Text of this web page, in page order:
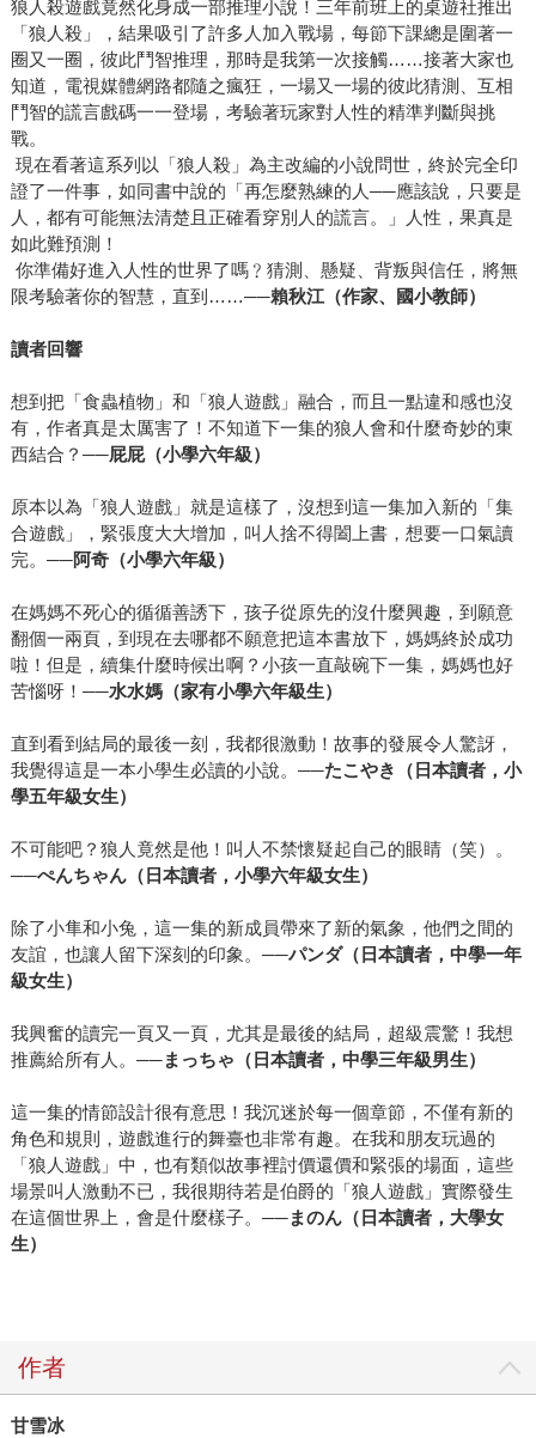
狼人殺遊戲竟然化身成一部推理小說！三年前班上的桌遊社推出
「狼人殺」，結果吸引了許多人加入戰場，每節下課總是圍著一
圈又一圈，彼此鬥智推理，那時是我第一次接觸……接著大家也
知道，電視媒體網路都隨之瘋狂，一場又一場的彼此猜測、互相
鬥智的謊言戲碼一一登場，考驗著玩家對人性的精準判斷與挑
戰。
現在看著這系列以「狼人殺」為主改編的小說問世，終於完全印
證了一件事，如同書中說的「再怎麼熟練的人──應該說，只要是
人，都有可能無法清楚且正確看穿別人的謊言。」人性，果真是
如此難預測！
你準備好進入人性的世界了嗎﹖猜測、懸疑、背叛與信任，將無
限考驗著你的智慧，直到……──賴秋江（作家、國小教師）
讀者回響
想到把「食蟲植物」和「狼人遊戲」融合，而且一點違和感也沒
有，作者真是太厲害了！不知道下一集的狼人會和什麼奇妙的東
西結合？──屁屁（小學六年級）
原本以為「狼人遊戲」就是這樣了，沒想到這一集加入新的「集
合遊戲」，緊張度大大增加，叫人捨不得闔上書，想要一口氣讀
完。──阿奇（小學六年級）
在媽媽不死心的循循善誘下，孩子從原先的沒什麼興趣，到願意
翻個一兩頁，到現在去哪都不願意把這本書放下，媽媽終於成功
啦！但是，續集什麼時候出啊？小孩一直敲碗下一集，媽媽也好
苦惱呀！──水水媽（家有小學六年級生）
直到看到結局的最後一刻，我都很激動！故事的發展令人驚訝，
我覺得這是一本小學生必讀的小說。 ──たこやき（日本讀者，小
學五年級女生）
不可能吧？狼人竟然是他！叫人不禁懷疑起自己的眼睛（笑）。
──ぺんちゃん（日本讀者，小學六年級女生）
除了小隼和小兔，這一集的新成員帶來了新的氣象，他們之間的
友誼，也讓人留下深刻的印象。──パンダ（日本讀者，中學一年
級女生）
我興奮的讀完一頁又一頁，尤其是最後的結局，超級震驚！我想
推薦給所有人。 ──まっちゃ（日本讀者，中學三年級男生）
這一集的情節設計很有意思！我沉迷於每一個章節，不僅有新的
角色和規則，遊戲進行的舞臺也非常有趣。在我和朋友玩過的
「狼人遊戲」中，也有類似故事裡討價還價和緊張的場面，這些
場景叫人激動不已，我很期待若是伯爵的「狼人遊戲」實際發生
在這個世界上，會是什麼樣子。 ──まのん（日本讀者，大學女
生）
作者
甘雪冰